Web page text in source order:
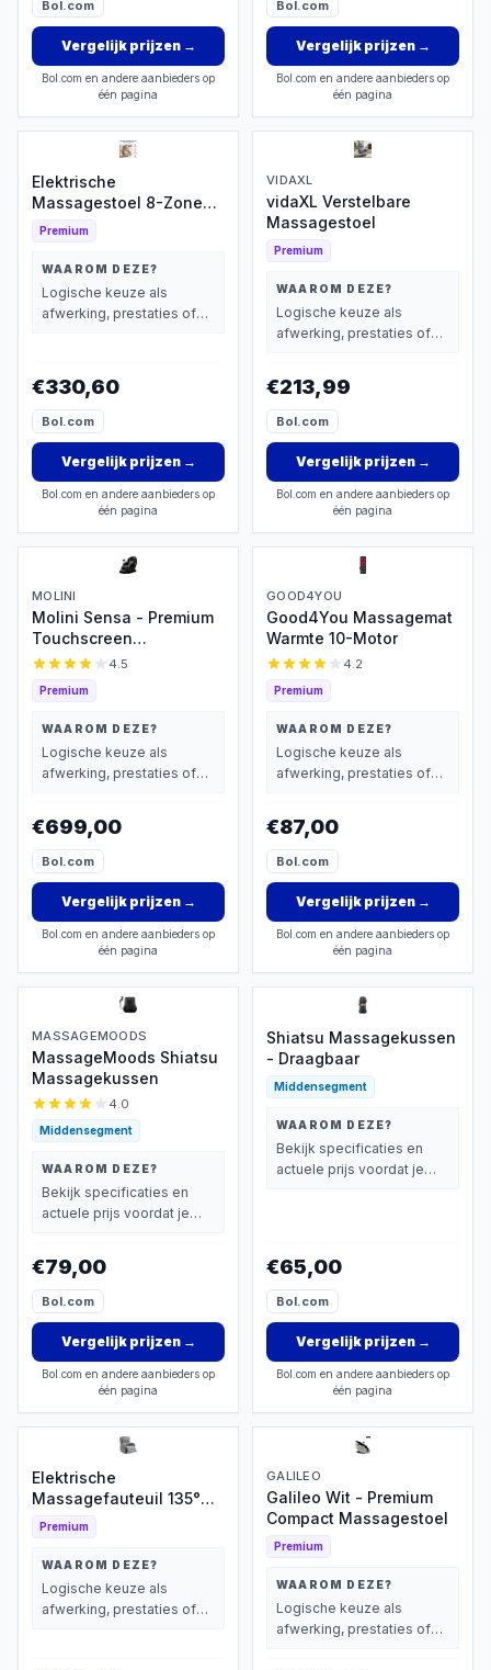
Bol.com
Vergelijk prijzen→
Bol.com en andere aanbieders op
één pagina
Bol.com
Vergelijk prijzen→
Bol.com en andere aanbieders op
één pagina
Elektrische
Massagestoel 8-Zone
Warmte
Premium
WAAROM DEZE?
Logische keuze als
afwerking, prestaties of
€330,60
Bol.com
Vergelijk prijzen→
Bol.com en andere aanbieders op
één pagina
VIDAXL
vidaXL Verstelbare
Massagestoel
Premium
WAAROM DEZE?
Logische keuze als
afwerking, prestaties of
€213,99
Bol.com
Vergelijk prijzen→
Bol.com en andere aanbieders op
één pagina
MOLINI
Molini Sensa - Premium
Touchscreen
Massagestoel
4.5
Premium
WAAROM DEZE?
Logische keuze als
afwerking, prestaties of
€699,00
Bol.com
Vergelijk prijzen→
Bol.com en andere aanbieders op
één pagina
GOOD4YOU
Good4You Massagemat
Warmte 10-Motor
4.2
Premium
WAAROM DEZE?
Logische keuze als
afwerking, prestaties of
€87,00
Bol.com
Vergelijk prijzen→
Bol.com en andere aanbieders op
één pagina
MASSAGEMOODS
MassageMoods Shiatsu
Massagekussen
4.0
Middensegment
WAAROM DEZE?
Bekijk specificaties en
actuele prijs voordat je
€79,00
Bol.com
Vergelijk prijzen→
Bol.com en andere aanbieders op
één pagina
Shiatsu Massagekussen
- Draagbaar
Middensegment
WAAROM DEZE?
Bekijk specificaties en
actuele prijs voordat je
€65,00
Bol.com
Vergelijk prijzen→
Bol.com en andere aanbieders op
één pagina
Elektrische
Massagefauteuil 135°
Kantelbaar
Premium
WAAROM DEZE?
Logische keuze als
afwerking, prestaties of
GALILEO
Galileo Wit - Premium
Compact Massagestoel
Premium
WAAROM DEZE?
Logische keuze als
afwerking, prestaties of